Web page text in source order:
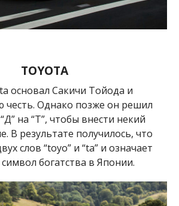
TOYOTA
основал Сакичи Тойода и
честь. Однако позже он решил
на “Т”, чтобы внести некий
В результате получилось, что
слов “toyo” и “ta” и означает
богатства в Японии.